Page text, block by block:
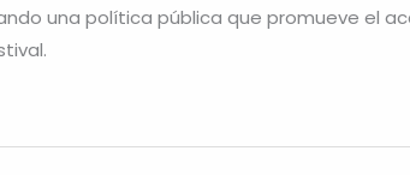
una política pública que promueve el